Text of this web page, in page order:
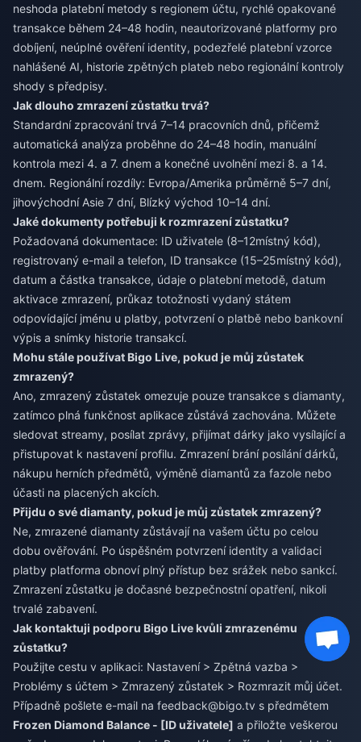
neshoda platební metody s regionem účtu, rychlé opakované
transakce během 24–48 hodin, neautorizované platformy pro
dobíjení, neúplné ověření identity, podezřelé platební vzorce
nahlášené AI, historie zpětných plateb nebo regionální kontroly
shody s předpisy.
Jak dlouho zmrazení zůstatku trvá?
Standardní zpracování trvá 7–14 pracovních dnů, přičemž
automatická analýza proběhne do 24–48 hodin, manuální
kontrola mezi 4. a 7. dnem a konečné uvolnění mezi 8. a 14.
dnem. Regionální rozdíly: Evropa/Amerika průměrně 5–7 dní,
jihovýchodní Asie 7 dní, Blízký východ 10–14 dní.
Jaké dokumenty potřebuji k rozmrazení zůstatku?
Požadovaná dokumentace: ID uživatele (8–12místný kód),
registrovaný e-mail a telefon, ID transakce (15–25místný kód),
datum a částka transakce, údaje o platební metodě, datum
aktivace zmrazení, průkaz totožnosti vydaný státem
odpovídající jménu u platby, potvrzení o platbě nebo bankovní
výpis a snímky historie transakcí.
Mohu stále používat Bigo Live, pokud je můj zůstatek
zmrazený?
Ano, zmrazený zůstatek omezuje pouze transakce s diamanty,
zatímco plná funkčnost aplikace zůstává zachována. Můžete
sledovat streamy, posílat zprávy, přijímat dárky jako vysílající a
přistupovat k nastavení profilu. Zmrazení brání posílání dárků,
nákupu herních předmětů, výměně diamantů za fazole nebo
účasti na placených akcích.
Přijdu o své diamanty, pokud je můj zůstatek zmrazený?
Ne, zmrazené diamanty zůstávají na vašem účtu po celou
dobu ověřování. Po úspěšném potvrzení identity a validaci
platby platforma obnoví plný přístup bez srážek nebo sankcí.
Zmrazení zůstatku je dočasné bezpečnostní opatření, nikoli
trvalé zabavení.
Jak kontaktuji podporu Bigo Live kvůli zmrazenému
zůstatku?
Použijte cestu v aplikaci: Nastavení > Zpětná vazba >
Problémy s účtem > Zmrazený zůstatek > Rozmrazit můj účet.
Případně pošlete e-mail na feedback@bigo.tv s předmětem
Frozen Diamond Balance - [ID uživatele] a přiložte veškerou